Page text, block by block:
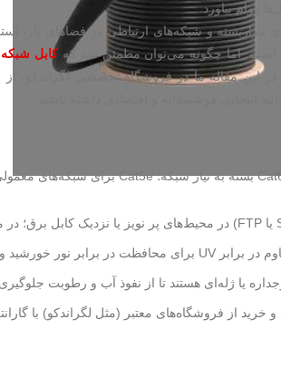
مداربسته و شبکه‌های ارتباطی در فضاهای باز،
است. اما چگونه می‌توان مطمئن شد کهکابل شبکه
این مقاله ما در فروشگاه تخصصی لگراندکو،
انتخابی هوشمندانه و اقتصادی داشته باشید.
یا ژله‌ای هستند تا از نفوذ آب و رطوبت
و خرید از فروشگاه‌های معتبر (مثل لگراندکو) با